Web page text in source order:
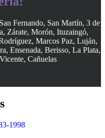
Fernando, San Martín, 3 de
Zárate, Morón, Ituzaingó,
Marcos Paz, Luján,
Ensenada, Berisso, La Plata,
Cañuelas